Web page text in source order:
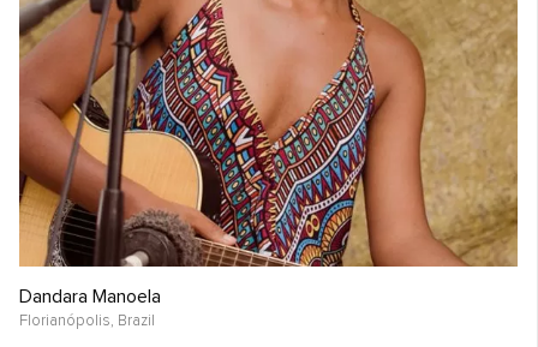
Dandara Manoela
Florianópolis, Brazil